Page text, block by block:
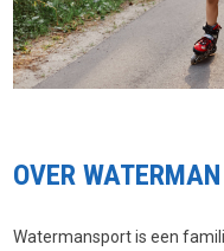
OVER
Watermansport is een